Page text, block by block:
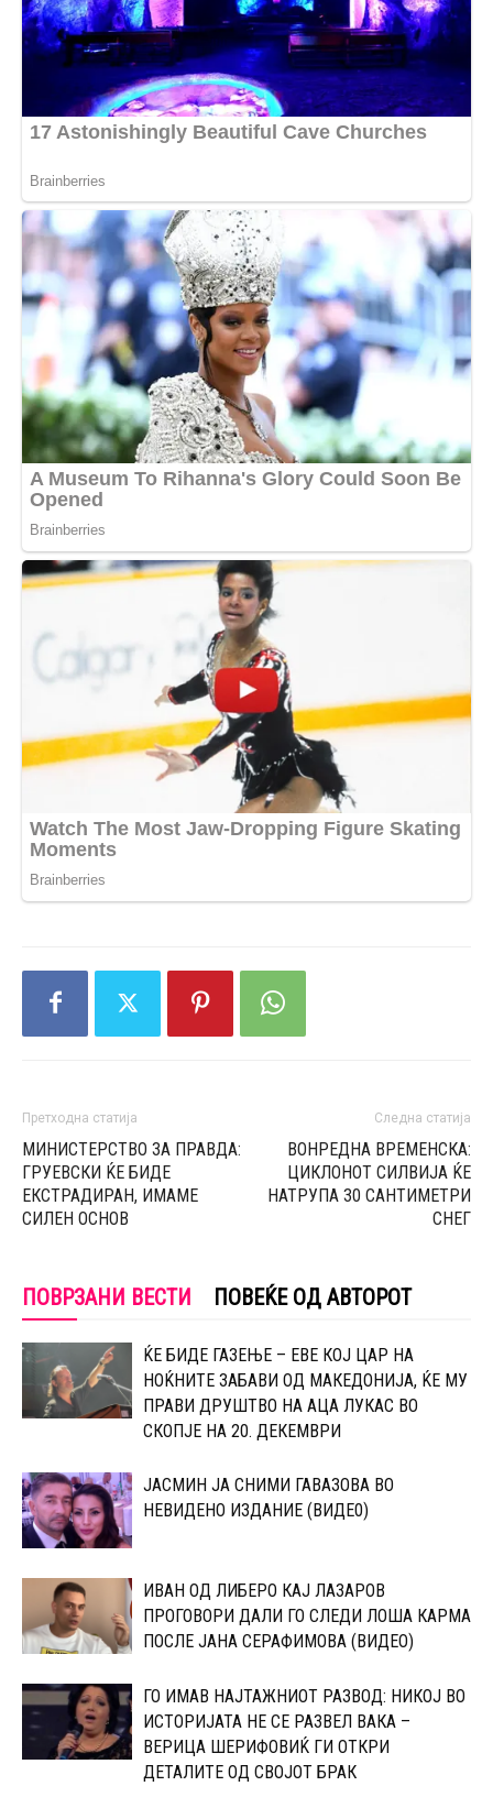
Претходна статија
МИНИСТЕРСТВО ЗА ПРАВДА:
ГРУЕВСКИ ЌЕ БИДЕ
ЕКСТРАДИРАН, ИМАМЕ
СИЛЕН ОСНОВ
Следна статија
ВОНРЕДНА ВРЕМЕНСКА:
ЦИКЛОНОТ СИЛВИЈА ЌЕ
НАТРУПА 30 САНТИМЕТРИ
СНЕГ
ПОВРЗАНИ ВЕСТИ ПОВЕЌЕ ОД АВТОРОТ
ЌЕ БИДЕ ГАЗЕЊЕ – ЕВЕ КОЈ ЦАР НА
НОЌНИТЕ ЗАБАВИ ОД МАКЕДОНИЈА, ЌЕ МУ
ПРАВИ ДРУШТВО НА АЦА ЛУКАС ВО
СКОПЈЕ НА 20. ДЕКЕМВРИ
ЈАСМИН ЈА СНИМИ ГАВАЗОВА ВО
НЕВИДЕНО ИЗДАНИЕ (ВИДЕ0)
ИВАН ОД ЛИБЕРО КАЈ ЛАЗАРОВ
ПРОГОВОРИ ДАЛИ ГО СЛЕДИ ЛОША КАРМА
ПОСЛЕ ЈАНА СЕРАФИМОВА (ВИДЕО)
ГО ИМАВ НАЈТАЖНИОТ РАЗВОД: НИКОЈ ВО
ИСТОРИЈАТА НЕ СЕ РАЗВЕЛ ВАКА –
ВЕРИЦА ШЕРИФОВИЌ ГИ ОТКРИ
ДЕТАЛИТЕ ОД СВОЈОТ БРАК